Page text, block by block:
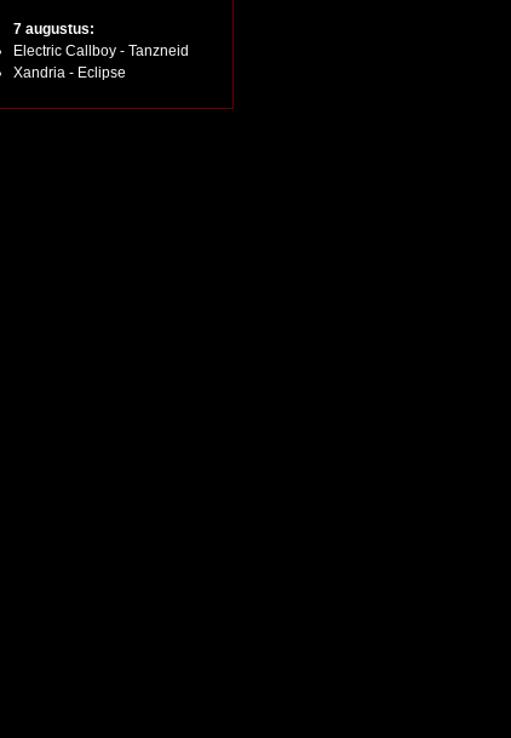
7 augustus:
Electric Callboy - Tanzneid
Xandria - Eclipse